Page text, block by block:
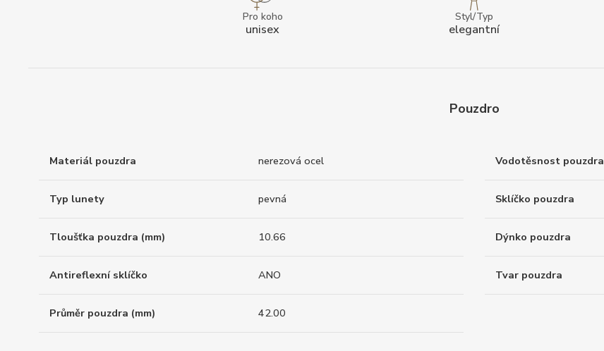
Pro koho
unisex
Styl/Typ
elegantní
Pouzdro
Materiál pouzdra nerezová ocel Vodotěsnost pouzdra
Typ lunety pevná Sklíčko pouzdra
Tloušťka pouzdra (mm) 10.66 Dýnko pouzdra
Antireflexní sklíčko ANO Tvar pouzdra
Průměr pouzdra (mm) 42.00